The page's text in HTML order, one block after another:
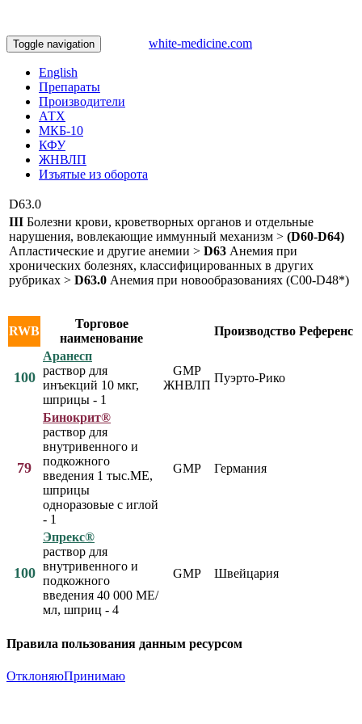
Toggle navigation white-medicine.com
English
Препараты
Производители
АТХ
МКБ-10
КФУ
ЖНВЛП
Изъятые из оборота
D63.0
III Болезни крови, кроветворных органов и отдельные
нарушения, вовлекающие иммунный механизм > (D60-D64)
Апластические и другие анемии > D63 Анемия при
хронических болезнях, классифицированных в других
рубриках > D63.0 Анемия при новообразованиях (С00-D48*)
RWB
Торговое
наименование
Производство Референс
100
Аранесп
раствор для
инъекций 10 мкг,
шприцы - 1
GMP
ЖНВЛП
Пуэрто-Рико
79
Бинокрит®
раствор для
внутривенного и
подкожного
введения 1 тыс.МЕ,
шприцы
одноразовые с иглой
- 1
GMP Германия
100
Эпрекс®
раствор для
внутривенного и
подкожного
введения 40 000 МЕ/
мл, шприц - 4
GMP Швейцария
Правила пользования данным ресурсом
ОтклоняюПринимаю